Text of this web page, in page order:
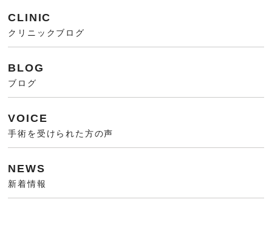
CLINIC
クリニックブログ
BLOG
ブログ
VOICE
手術を受けられた方の声
NEWS
新着情報